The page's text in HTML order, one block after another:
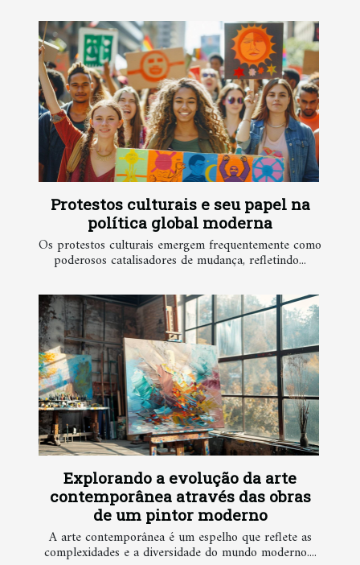
Protestos culturais e seu papel na
política global moderna
Os protestos culturais emergem frequentemente como
poderosos catalisadores de mudança, refletindo...
Explorando a evolução da arte
contemporânea através das obras
de um pintor moderno
A arte contemporânea é um espelho que reflete as
complexidades e a diversidade do mundo moderno....